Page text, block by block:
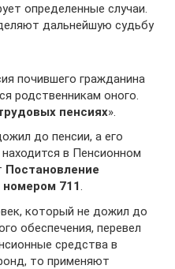
определенные случаи.
дальнейшую судьбу
почившего гражданина
родственникам оного.
пенсиях».
до пенсии, а его
в Пенсионном
Постановление
711.
который не дожил до
обеспечения, перевел
средства в
то применяют